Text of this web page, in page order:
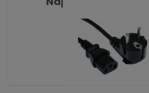
KATALOŠKI BROJ: 0044